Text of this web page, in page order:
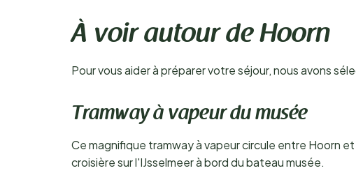
À voir autour de Hoorn
Pour vous aider à préparer votre séjour, nous avons
Tramway à vapeur du musée
Ce magnifique tramway à vapeur circule entre Hoorn
croisière sur l'IJsselmeer à bord du bateau musée.